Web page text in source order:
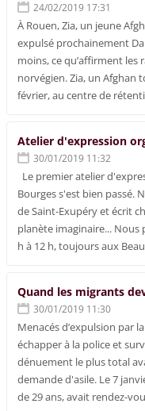
24/02/2019 17:31
À Rouen, Zia, un jeune
expulsé prochainement
moins, ce qu’affirment les
norvégien. Zia, un Afghan
février, au centre de
Atelier d'expression
30/01/2019 11:32
Le premier atelier
Bourges s'est bien passé.
de Saint-Exupéry et écrit
planète imaginaire...
h à 12 h, toujours aux
Quand les migrants
30/01/2019 11:30
Menacés d’expulsion par
échapper à la police et
dénuement le plus total
demande d'asile. Le 7
de 29 ans, avait rendez-